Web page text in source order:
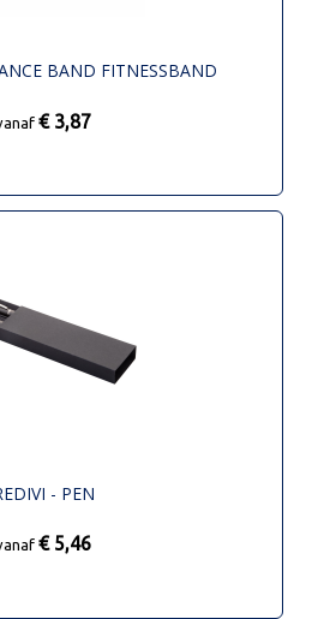
BAND FITNESSBAND
€ 3,87
- PEN
€ 5,46